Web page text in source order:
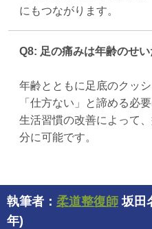
にもつながります。
Q8: 足の痛みは年齢のせ
年齢とともに足底のクッ
「仕方ない」と諦める必
生活習慣の改善によって
分に可能です。
執筆者： 柔道整復師 坂田
年)